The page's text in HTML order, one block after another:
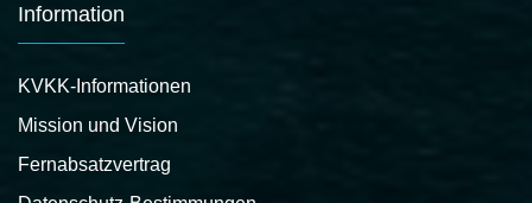
Information
KVKK-Informationen
Mission und Vision
Fernabsatzvertrag